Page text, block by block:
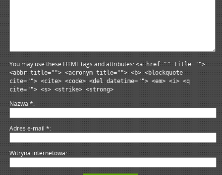
You may use these HTML tags and attributes:<a href="" title="">
<abbr title=""> <acronym title=""> <b> <blockquote
cite=""> <cite> <code> <del datetime=""> <em> <i> <q
cite=""> <s> <strike> <strong>
Nazwa*
Adres e-mail*
Witryna internetowa